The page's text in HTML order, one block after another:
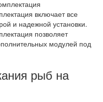
включает все
и надежной установки.
позволяет
модулей под
рыб на